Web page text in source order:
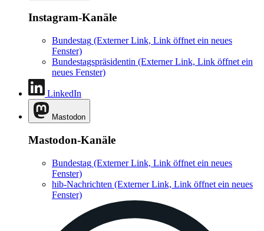
Instagram-Kanäle
Bundestag (Externer Link, Link öffnet ein neues
Fenster)
Bundestagspräsidentin (Externer Link, Link öffnet ein
neues Fenster)
LinkedIn
Mastodon
Mastodon-Kanäle
Bundestag (Externer Link, Link öffnet ein neues
Fenster)
hib-Nachrichten (Externer Link, Link öffnet ein neues
Fenster)